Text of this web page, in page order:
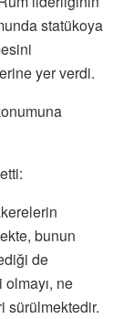
statükoya
yer verdi.
bunun
de
ne
sürülmektedir.